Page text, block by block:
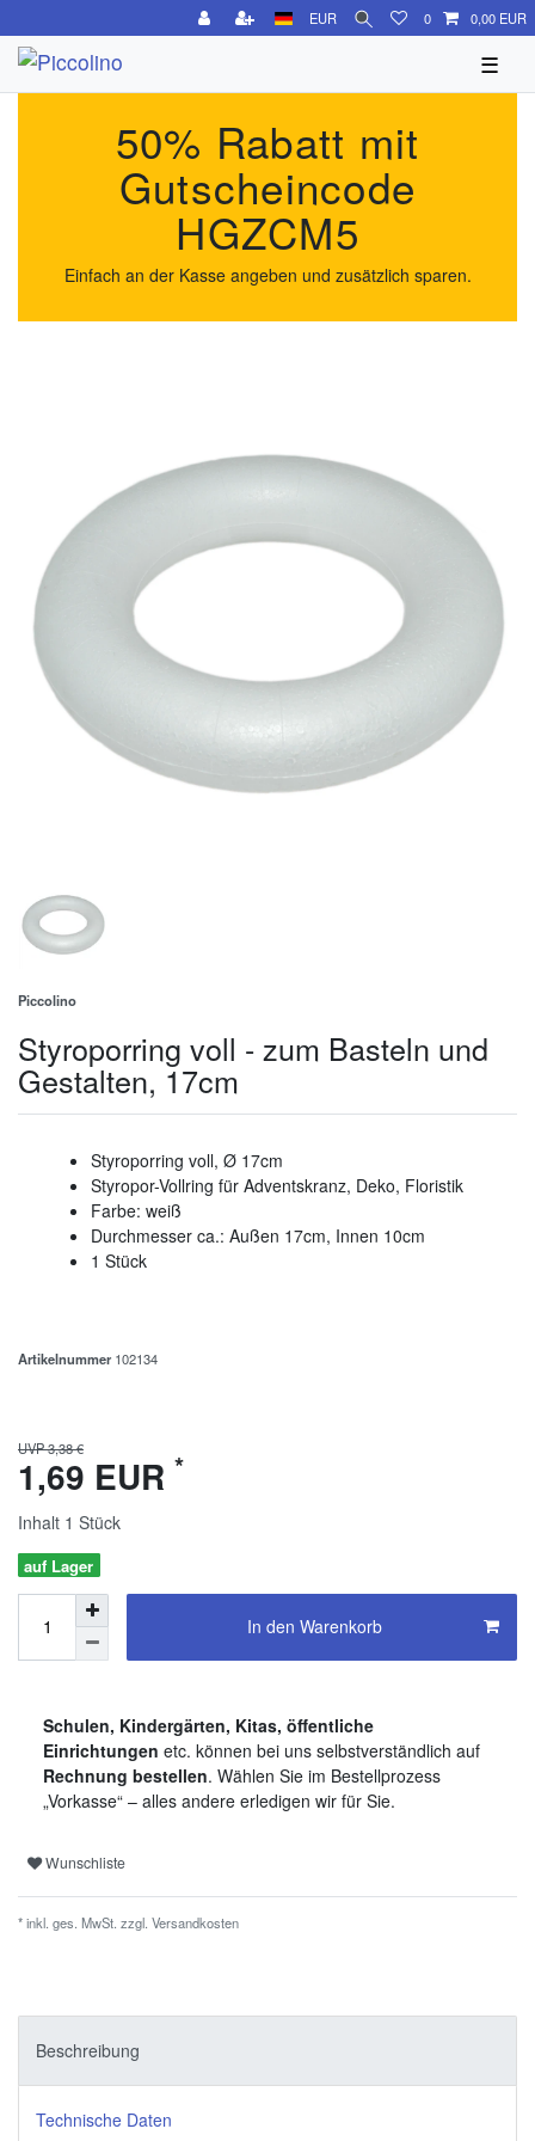
EUR 0 0,00 EUR
☰
50% Rabatt mit
Gutscheincode
HGZCM5
Einfach an der Kasse angeben und zusätzlich sparen.
Piccolino
Styroporring voll - zum Basteln und
Gestalten, 17cm
Styroporring voll, Ø 17cm
Styropor-Vollring für Adventskranz, Deko, Floristik
Farbe: weiß
Durchmesser ca.: Außen 17cm, Innen 10cm
1 Stück
Artikelnummer 102134
UVP 3,38 €
1,69 EUR *
Inhalt 1 Stück
auf Lager
In den Warenkorb
Schulen, Kindergärten, Kitas, öffentliche
Einrichtungen etc. können bei uns selbstverständlich auf
Rechnung bestellen. Wählen Sie im Bestellprozess
„Vorkasse“ – alles andere erledigen wir für Sie.
Wunschliste
* inkl. ges. MwSt. zzgl. Versandkosten
Beschreibung
Technische Daten